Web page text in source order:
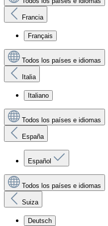
Francia
Français
Todos los países e idiomas
Italia
Italiano
Todos los países e idiomas
España
Español
Todos los países e idiomas
Suiza
Deutsch